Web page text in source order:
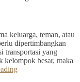
keluarga, teman, atau
dipertimbangkan
transportasi yang
kelompok besar, maka